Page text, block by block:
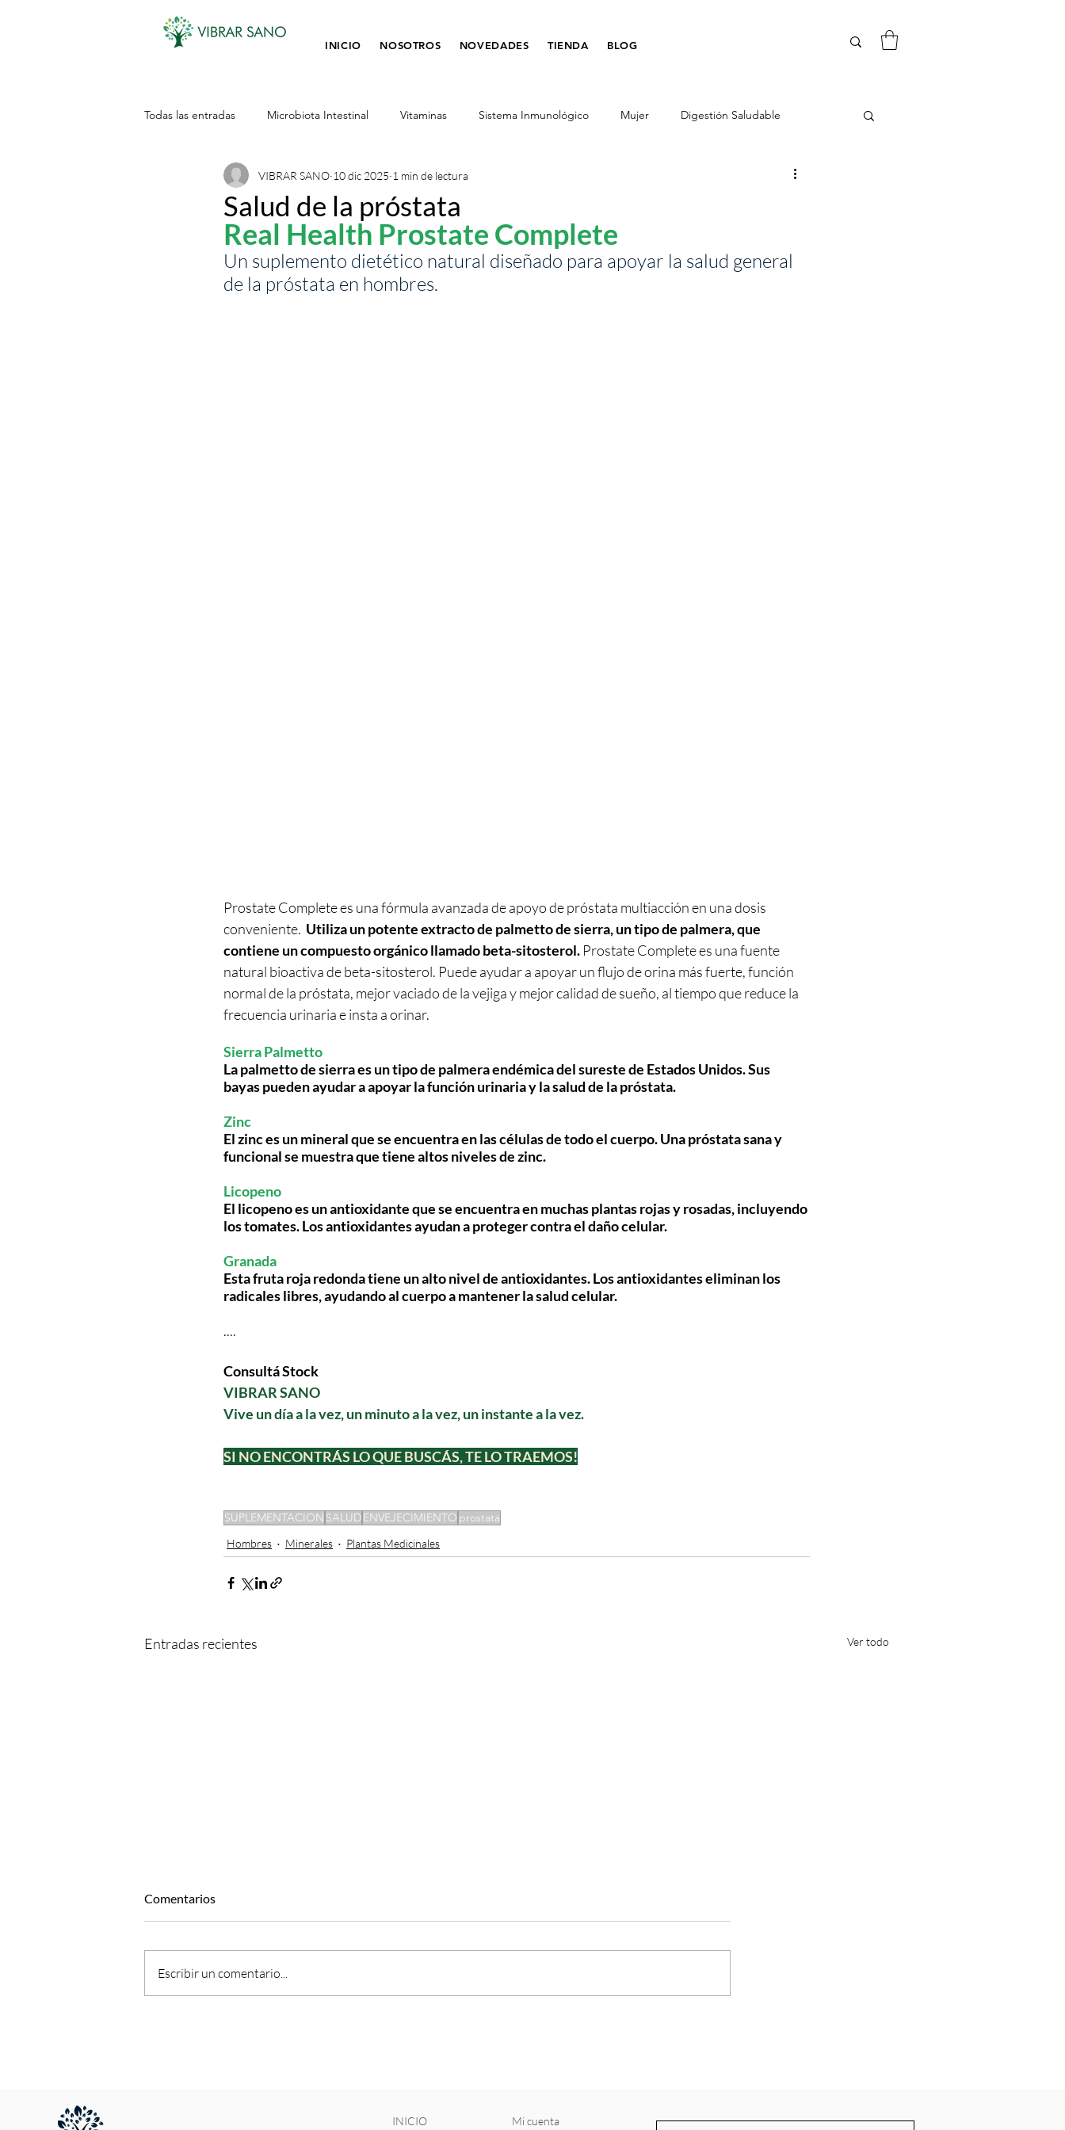
INICIO NOSOTROS NOVEDADES TIENDA BLOG
Todas las entradas Microbiota Intestinal Vitaminas Sistema Inmunológico Mujer Digestión Saludable
Minerales Aceites Salud de la Mujer
Plantas Medicinales Adaptogenos Belleza comer sano adelgazar
Salud de la próstata
VIBRAR SANO 10 dic 2025 1 min de lectura
Real Health Prostate Complete
Un suplemento dietético natural diseñado para apoyar la salud general
de la próstata en hombres.
Prostate Complete es una fórmula avanzada de apoyo de próstata multiacción en una dosis
conveniente. Utiliza un potente extracto de palmetto de sierra, un tipo de palmera, que
contiene un compuesto orgánico llamado beta-sitosterol. Prostate Complete es una fuente
natural bioactiva de beta-sitosterol. Puede ayudar a apoyar un flujo de orina más fuerte, función
normal de la próstata, mejor vaciado de la vejiga y mejor calidad de sueño, al tiempo que reduce la
frecuencia urinaria e insta a orinar.
Sierra Palmetto
La palmetto de sierra es un tipo de palmera endémica del sureste de Estados Unidos. Sus
bayas pueden ayudar a apoyar la función urinaria y la salud de la próstata.
Zinc
El zinc es un mineral que se encuentra en las células de todo el cuerpo. Una próstata sana y
funcional se muestra que tiene altos niveles de zinc.
Licopeno
El licopeno es un antioxidante que se encuentra en muchas plantas rojas y rosadas, incluyendo
los tomates. Los antioxidantes ayudan a proteger contra el daño celular.
Granada
Esta fruta roja redonda tiene un alto nivel de antioxidantes. Los antioxidantes eliminan los
radicales libres, ayudando al cuerpo a mantener la salud celular.
....
Consultá Stock
VIBRAR SANO
Vive un día a la vez, un minuto a la vez, un instante a la vez.
SI NO ENCONTRÁS LO QUE BUSCÁS, TE LO TRAEMOS!
SUPLEMENTACION SALUDENVEJECIMIENTO prostata
Hombres Minerales Plantas Medicinales
Entradas recientes Ver todo
Comentarios
Escribir un comentario...
INICIO Mi cuenta